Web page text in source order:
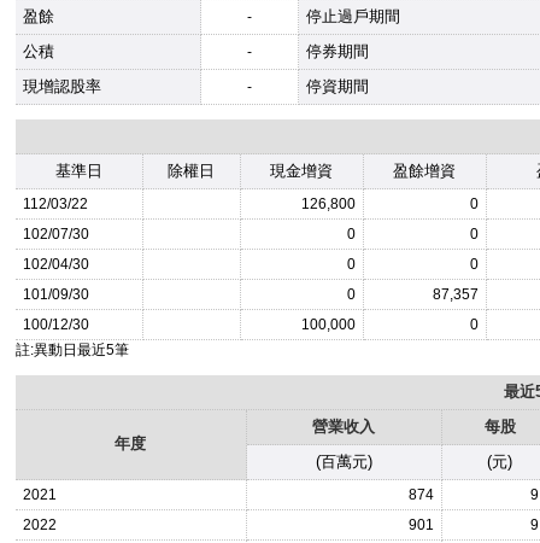
盈餘
-
停止過戶期間
公積
-
停券期間
現增認股率
- 停資期間
基準日 除權日 現金增資 盈餘增資
112/03/22 126,800
0
102/07/30
0
0
102/04/30
0
0
101/09/30
0
87,357
100/12/30
100,000
0
註:異動日最近5筆
最近
年度
營業收入
每股
(百萬元)
(元)
2021 874
2022
901